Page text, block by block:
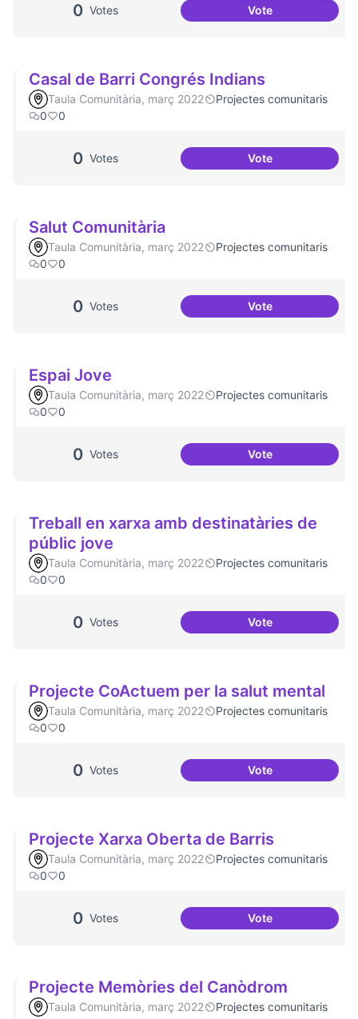
0 Votes VoteArtenea
Casal de Barri Congrés Indians
Taula Comunitària, març 2022
Projectes comunitaris
0
0
0 Votes VoteCasal de Barri
Salut Comunitària
Taula Comunitària, març 2022
Projectes comunitaris
0
0
0 Votes VoteSalut Comunitària
Espai Jove
Taula Comunitària, març 2022
Projectes comunitaris
0
0
0 Votes VoteEspai Jove
Treball en xarxa amb destinatàries de
públic jove
Taula Comunitària, març 2022
Projectes comunitaris
0
0
0 Votes VoteTreball en xarxa
Projecte CoActuem per la salut mental
Taula Comunitària, març 2022
Projectes comunitaris
0
0
0 Votes VoteProjecte
Projecte Xarxa Oberta de Barris
Taula Comunitària, març 2022
Projectes comunitaris
0
0
0 Votes VoteProjecte Xarxa
Projecte Memòries del Canòdrom
Taula Comunitària, març 2022
Projectes comunitaris